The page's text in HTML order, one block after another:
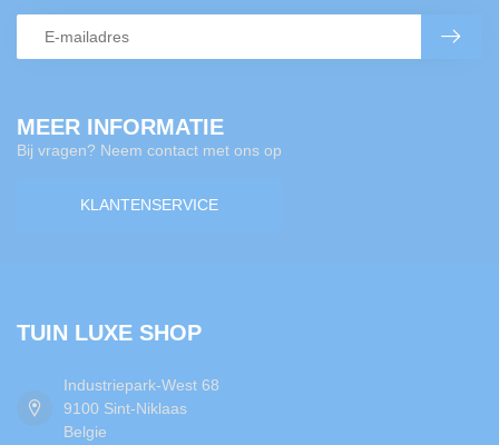
MEER INFORMATIE
Bij vragen? Neem contact met ons op
KLANTENSERVICE
TUIN LUXE SHOP
Industriepark-West 68
9100 Sint-Niklaas
Belgie